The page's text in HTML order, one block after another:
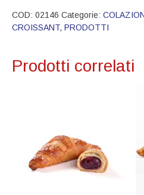
COD: 02146 Categorie:
CROISSANT, PRODOTTI
Prodotti correlati